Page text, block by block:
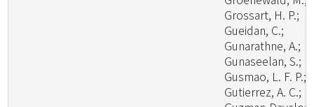
Grossart, H. P.;
Gueidan, C.;
Gunarathne, A.;
Gunaseelan, S.;
Gusmao, L. F. P.;
Gutierrez, A. C.;